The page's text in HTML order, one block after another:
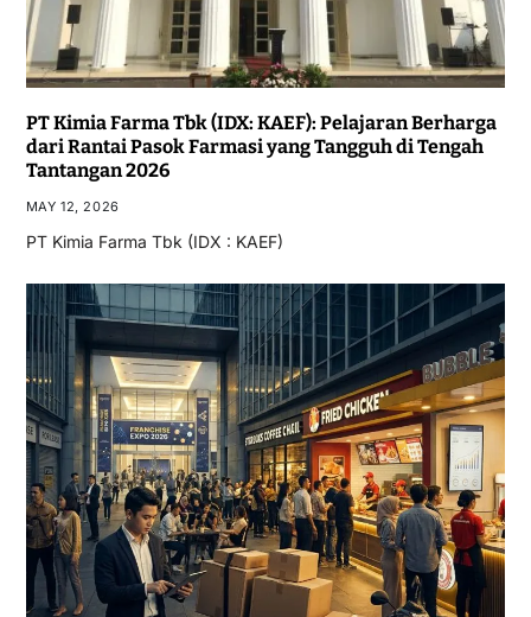
PT Kimia Farma Tbk (IDX: KAEF): Pelajaran Berharga
dari Rantai Pasok Farmasi yang Tangguh di Tengah
Tantangan 2026
MAY 12, 2026
PT Kimia Farma Tbk (IDX : KAEF)